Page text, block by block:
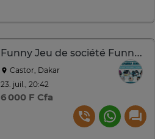
Funny Jeu de société Funny, Échecs et Dames 2 en 1
Castor, Dakar
23. juil., 20:42
6 000 F Cfa